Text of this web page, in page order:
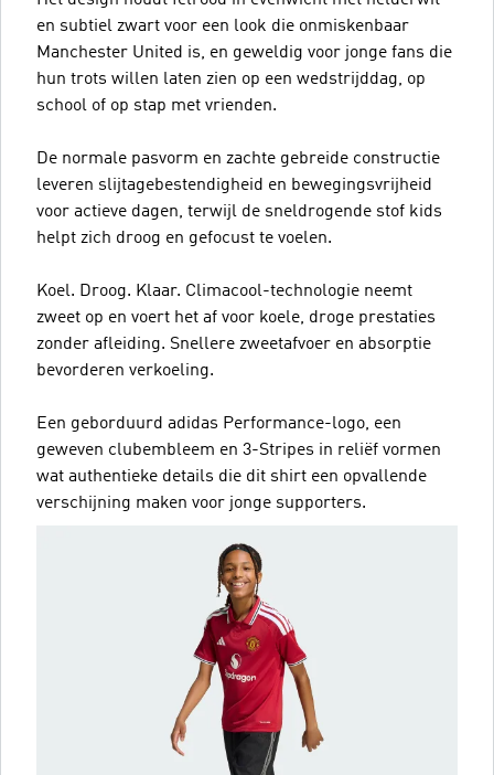
en subtiel zwart voor een look die onmiskenbaar
Manchester United is, en geweldig voor jonge fans die
hun trots willen laten zien op een wedstrijddag, op
school of op stap met vrienden.
De normale pasvorm en zachte gebreide constructie
leveren slijtagebestendigheid en bewegingsvrijheid
voor actieve dagen, terwijl de sneldrogende stof kids
helpt zich droog en gefocust te voelen.
Koel. Droog. Klaar. Climacool-technologie neemt
zweet op en voert het af voor koele, droge prestaties
zonder afleiding. Snellere zweetafvoer en absorptie
bevorderen verkoeling.
Een geborduurd adidas Performance-logo, een
geweven clubembleem en 3-Stripes in reliëf vormen
wat authentieke details die dit shirt een opvallende
verschijning maken voor jonge supporters.